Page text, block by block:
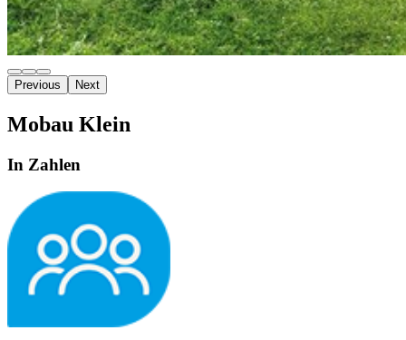
Previous Next
Mobau Klein
In Zahlen